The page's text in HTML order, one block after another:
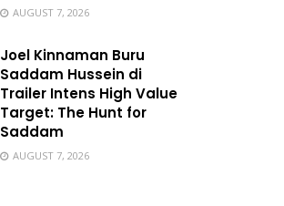
AUGUST 7, 2026
Joel Kinnaman Buru
Saddam Hussein di
Trailer Intens High Value
Target: The Hunt for
Saddam
AUGUST 7, 2026